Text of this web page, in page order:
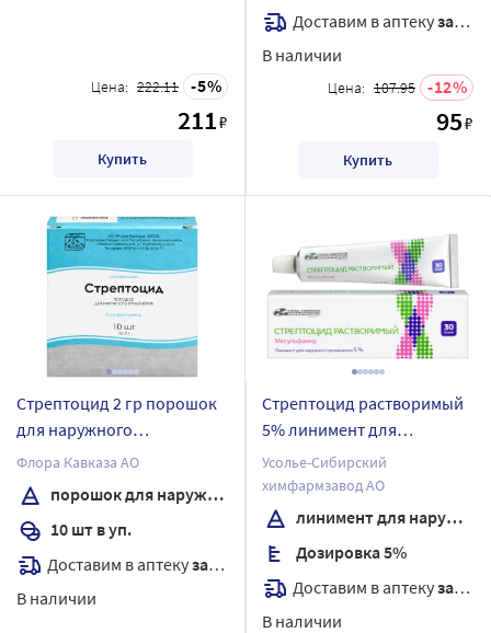
Цена: 222.11 5
211₽
Купить
Доставим в аптекузавтра
В наличии
Цена: 107.95 12
95₽
Купить
Стрептоцид 2 гр порошок
для наружного
применения пакет 10 шт.
Флора Кавказа АО
порошок для наружного применения
10 шт в уп.
Доставим в аптекузавтра
В наличии
Стрептоцид растворимый
5% линимент для
наружного применения 30
гр туба
Усолье-Сибирский
химфармзавод АО
линимент для наружного применения
Дозировка 5%
Доставим в аптекузавтра
В наличии